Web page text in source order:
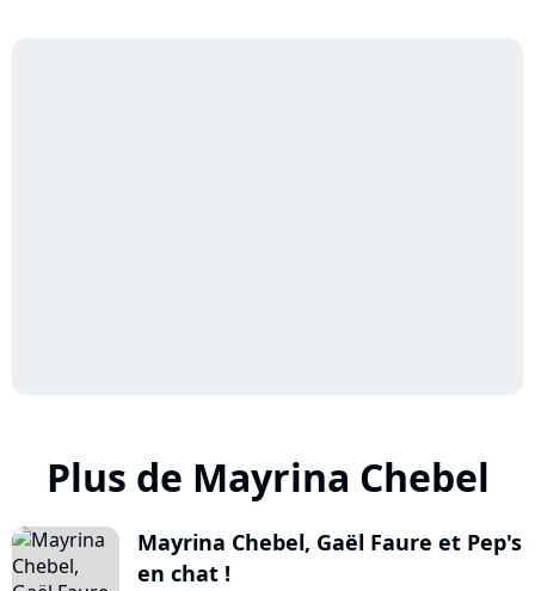
Plus de Mayrina Chebel
Mayrina Chebel, Gaël Faure et Pep's
en chat !